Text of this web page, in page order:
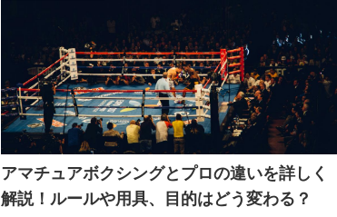
アマチュアボクシングとプロの違いを詳しく
解説！ルールや用具、目的はどう変わる？